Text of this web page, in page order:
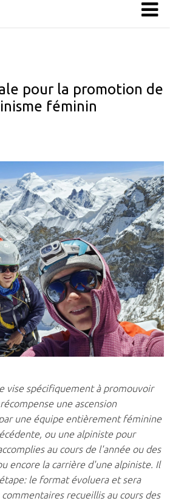
pour la promotion de
féminin
vise spécifiquement à promouvoir
une ascension
une équipe entièrement féminine
ou une alpiniste pour
au cours de l'année ou des
encore la carrière d'une alpiniste. Il
le format évoluera et sera
recueillis au cours des